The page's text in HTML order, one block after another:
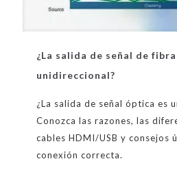
¿La salida de señal de
unidireccional?
¿La salida de señal óptica es
Conozca las razones, las
cables HDMI/USB y consejos
conexión correcta.